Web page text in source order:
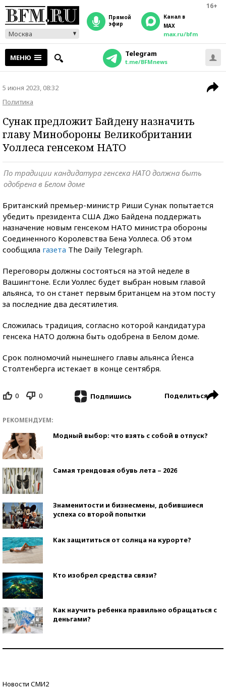
16+
Москва
прямой
эфир
Канал в
MAX
max.ru/bfm
МЕНЮ Telegram
t.me/BFMnews
5 июня 2023, 08:32
Политика
Сунак предложит Байдену назначить
главу Минобороны Великобритании
Уоллеса генсеком НАТО
По традиции кандидатура генсека НАТО должна быть
одобрена в Белом доме
Британский премьер-министр Риши Сунак попытается
убедить президента США Джо Байдена поддержать
назначение новым генсеком НАТО министра обороны
Соединенного Королевства Бена Уоллеса. Об этом
сообщила газета The Daily Telegraph.
Переговоры должны состояться на этой неделе в
Вашингтоне. Если Уоллес будет выбран новым главой
альянса, то он станет первым британцем на этом посту
за последние два десятилетия.
Сложилась традиция, согласно которой кандидатура
генсека НАТО должна быть одобрена в Белом доме.
Срок полномочий нынешнего главы альянса Йенса
Столтенберга истекает в конце сентября.
0 0 Подпишись Поделиться
РЕКОМЕНДУЕМ:
Модный выбор: что взять с собой в отпуск?
Самая трендовая обувь лета – 2026
Знаменитости и бизнесмены, добившиеся
успеха со второй попытки
Как защититься от солнца на курорте?
Кто изобрел средства связи?
Как научить ребенка правильно обращаться с
деньгами?
Новости СМИ2